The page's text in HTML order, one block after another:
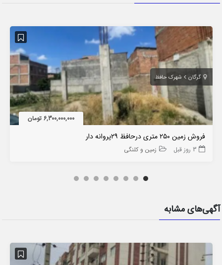
گرگان شهرک حافظ
6,300,000,000 تومان
فروش زمین ۲۵۰ متری درحافظ ۲۹پروانه دار
3 روز قبل زمین و کلنگی
آگهی‌های مشابه